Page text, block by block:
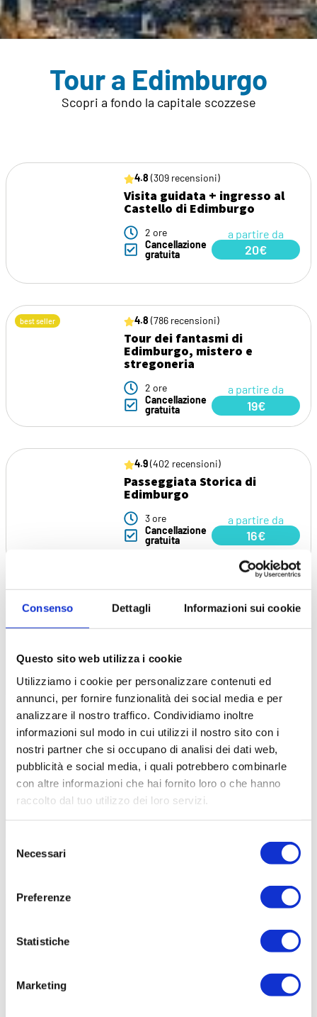
Consenso Dettagli Informazioni sui cookie
Questo sito web utilizza i cookie
Utilizziamo i cookie per personalizzare contenuti ed
annunci, per fornire funzionalità dei social media e per
analizzare il nostro traffico. Condividiamo inoltre
informazioni sul modo in cui utilizzi il nostro sito con i
nostri partner che si occupano di analisi dei dati web,
pubblicità e social media, i quali potrebbero combinarle
con altre informazioni che hai fornito loro o che hanno
raccolto dal tuo utilizzo dei loro servizi.
delNecessari
Preferenze
Statistiche
Marketing
Tour a Edimburgo
Scopri a fondo la capitale scozzese
4.8 (309 recensioni)
Visita guidata + ingresso al
Castello di Edimburgo
2 ore
Cancellazione
gratuita
a partire da
20€
best seller 4.8 (786 recensioni)
Tour dei fantasmi di
Edimburgo, mistero e
stregoneria
2 ore
Cancellazione
gratuita
a partire da
19€
4.9(402 recensioni)
Passeggiata Storica di
Edimburgo
3 ore
Cancellazione
gratuita
a partire da
16€
5.0(2 recensioni)
2 ore
gratuita
16€
5.0(10 recensioni)
Cena scozzese + musica folk:
musica e gastronomia
2 ore 20 min
75€
a partire da